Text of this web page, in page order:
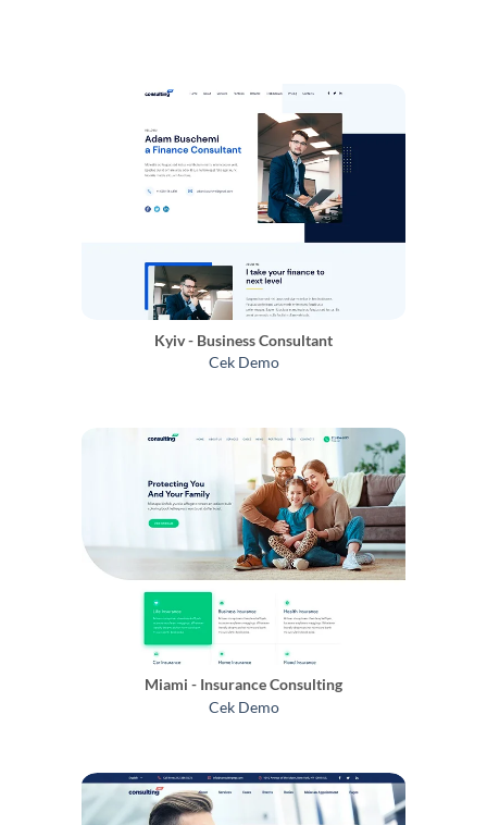
Kyiv - Business Consultant
Cek Demo
Miami - Insurance Consulting
Cek Demo